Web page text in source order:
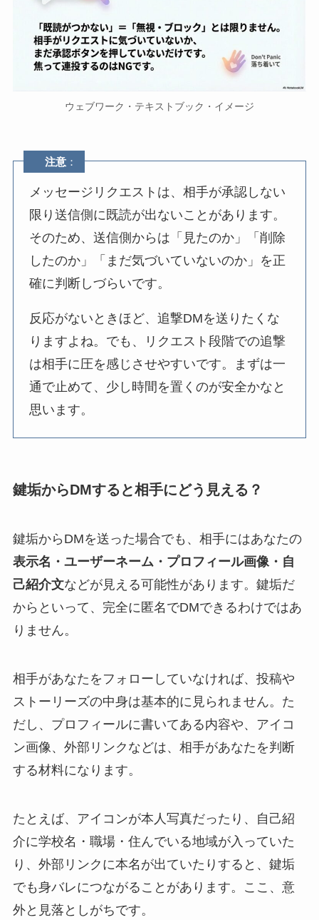
ウェブワーク・テキストブック・イメージ
注意：
メッセージリクエストは、相手が承認しない
限り送信側に既読が出ないことがあります。
そのため、送信側からは「見たのか」「削除
したのか」「まだ気づいていないのか」を正
確に判断しづらいです。
反応がないときほど、追撃DMを送りたくな
りますよね。でも、リクエスト段階での追撃
は相手に圧を感じさせやすいです。まずは一
通で止めて、少し時間を置くのが安全かなと
思います。
鍵垢からDMすると相手にどう見える？
鍵垢からDMを送った場合でも、相手にはあなたの
表示名・ユーザーネーム・プロフィール画像・自
己紹介文などが見える可能性があります。鍵垢だ
からといって、完全に匿名でDMできるわけではあ
りません。
相手があなたをフォローしていなければ、投稿や
ストーリーズの中身は基本的に見られません。た
だし、プロフィールに書いてある内容や、アイコ
ン画像、外部リンクなどは、相手があなたを判断
する材料になります。
たとえば、アイコンが本人写真だったり、自己紹
介に学校名・職場・住んでいる地域が入っていた
り、外部リンクに本名が出ていたりすると、鍵垢
でも身バレにつながることがあります。ここ、意
外と見落としがちです。